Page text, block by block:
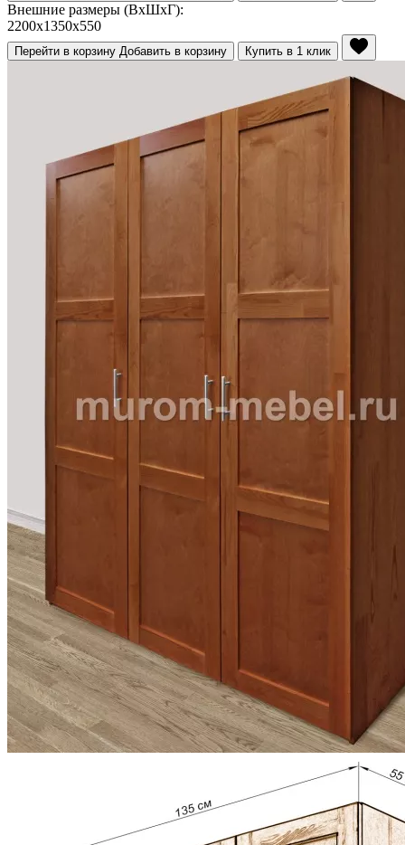
Внешние размеры (ВхШхГ):
2200x1350x550
Перейти в корзину Добавить в корзину Купить в 1 клик